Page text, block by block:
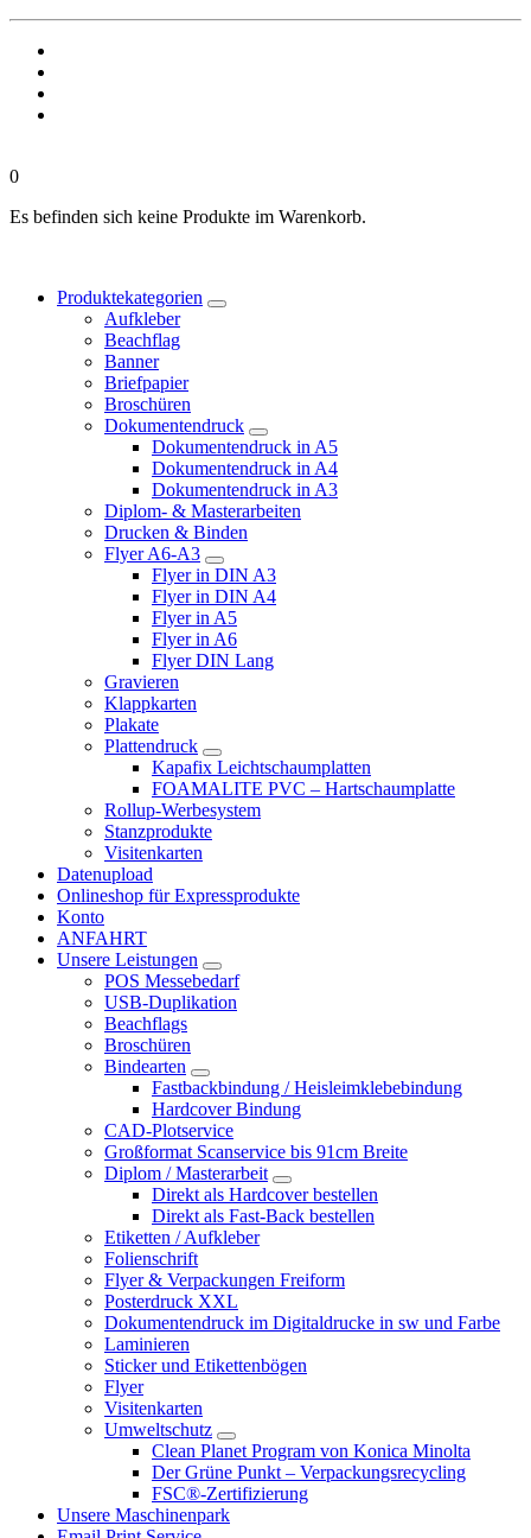
0
Es befinden sich keine Produkte im Warenkorb.
Produktekategorien
Aufkleber
Beachflag
Banner
Briefpapier
Broschüren
Dokumentendruck
Dokumentendruck in A5
Dokumentendruck in A4
Dokumentendruck in A3
Diplom- & Masterarbeiten
Drucken & Binden
Flyer A6-A3
Flyer in DIN A3
Flyer in DIN A4
Flyer in A5
Flyer in A6
Flyer DIN Lang
Gravieren
Klappkarten
Plakate
Plattendruck
Kapafix Leichtschaumplatten
FOAMALITE PVC – Hartschaumplatte
Rollup-Werbesystem
Stanzprodukte
Visitenkarten
Datenupload
Onlineshop für Expressprodukte
Konto
ANFAHRT
Unsere Leistungen
POS Messebedarf
USB-Duplikation
Beachflags
Broschüren
Bindearten
Fastbackbindung / Heisleimklebebindung
Hardcover Bindung
CAD-Plotservice
Großformat Scanservice bis 91cm Breite
Diplom / Masterarbeit
Direkt als Hardcover bestellen
Direkt als Fast-Back bestellen
Etiketten / Aufkleber
Folienschrift
Flyer & Verpackungen Freiform
Posterdruck XXL
Dokumentendruck im Digitaldrucke in sw und Farbe
Laminieren
Sticker und Etikettenbögen
Flyer
Visitenkarten
Umweltschutz
Clean Planet Program von Konica Minolta
Der Grüne Punkt – Verpackungsrecycling
FSC®-Zertifizierung
Unsere Maschinenpark